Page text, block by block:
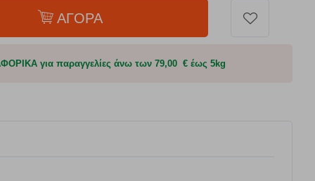
ΑΓΟΡΑ
για παραγγελίες άνω των 79,00 € έως 5kg